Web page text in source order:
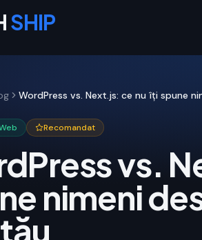
SHIP
WordPress vs. Next.js: ce nu îți spune
Recomandat
vs.
nimeni